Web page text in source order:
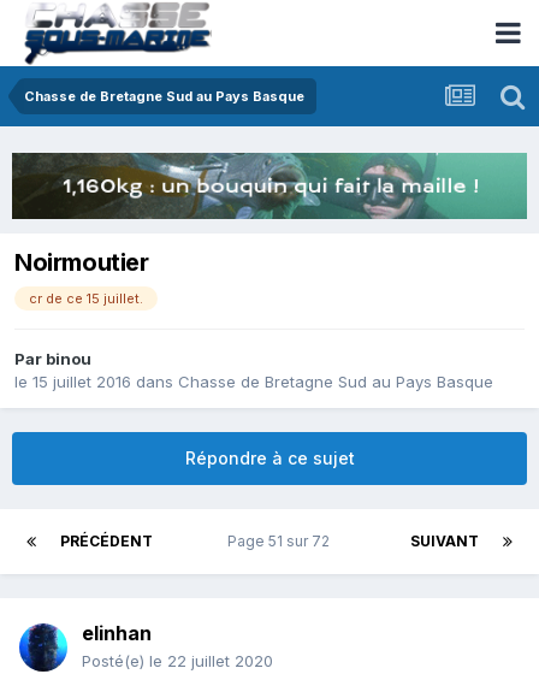
Chasse de Bretagne Sud au Pays Basque
Noirmoutier
cr de ce 15 juillet.
Par binou
le 15 juillet 2016 dans Chasse de Bretagne Sud au Pays Basque
Répondre à ce sujet
PRÉCÉDENT SUIVANT
Page 51 sur 72
elinhan
Posté(e) le 22 juillet 2020